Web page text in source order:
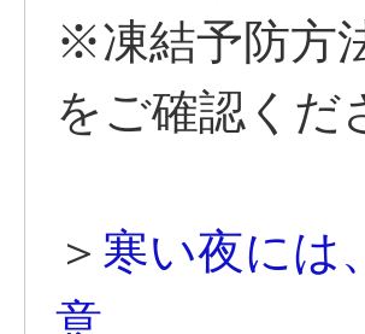
※凍結予防方
をご確認くだ
＞ 寒い夜には
意